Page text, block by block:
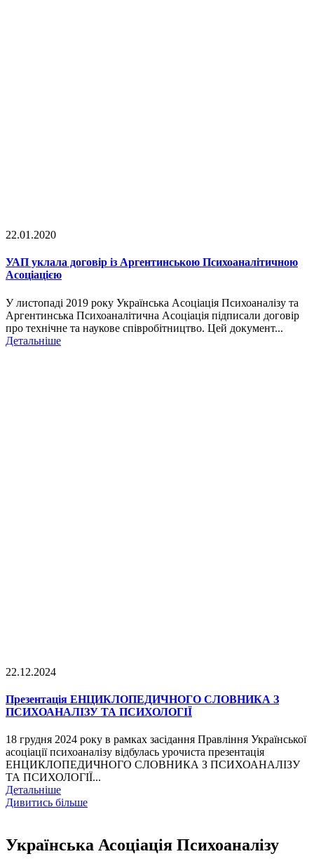
22.01.2020
УАП уклала договір із Аргентинською Психоаналітичною
Асоціацією
У листопаді 2019 року Українська Асоціація Психоаналізу та
Аргентинська Психоаналітична Асоціація підписали договір
про технічне та наукове співробітництво. Цей документ...
Детальніше
22.12.2024
Презентація ЕНЦИКЛОПЕДИЧНОГО СЛОВНИКА З
ПСИХОАНАЛІЗУ ТА ПСИХОЛОГІЇ
18 грудня 2024 року в рамках засідання Правління Української
асоціації психоаналізу відбулась урочиста презентація
ЕНЦИКЛОПЕДИЧНОГО СЛОВНИКА З ПСИХОАНАЛІЗУ
ТА ПСИХОЛОГІЇ...
Детальніше
Дивитись більше
Українська Асоціація Психоаналізу